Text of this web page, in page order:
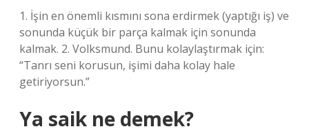
1. İşin en önemli kısmını sona erdirmek (yaptığı iş) ve
sonunda küçük bir parça kalmak için sonunda
kalmak. 2. Volksmund. Bunu kolaylaştırmak için:
“Tanrı seni korusun, işimi daha kolay hale
getiriyorsun.”
Ya saik ne demek?